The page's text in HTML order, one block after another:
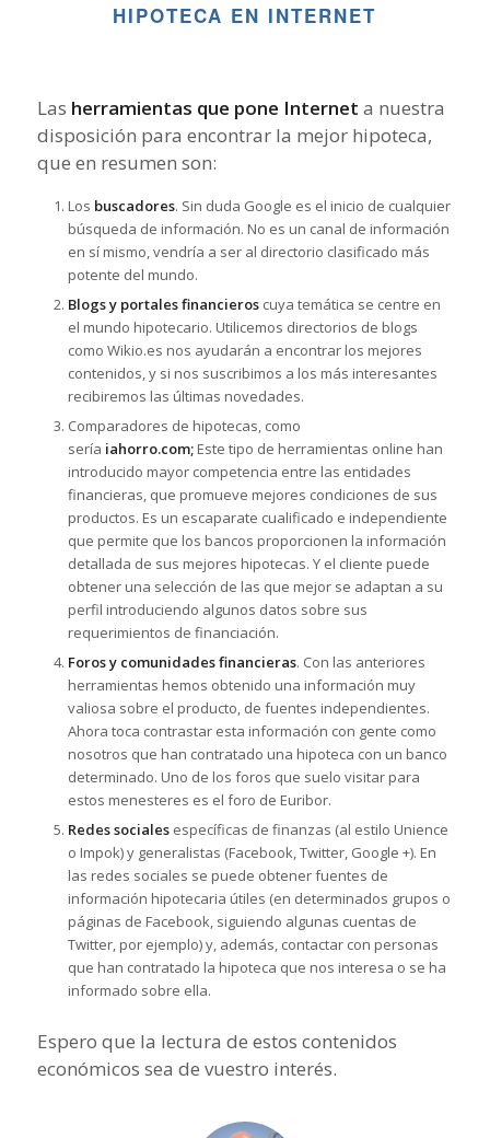
HIPOTECA EN INTERNET
Las herramientas que pone Internet a nuestra
disposición para encontrar la mejor hipoteca,
que en resumen son:
Los buscadores. Sin duda Google es el inicio de cualquier
búsqueda de información. No es un canal de información
en sí mismo, vendría a ser al directorio clasificado más
potente del mundo.
Blogs y portales financieroscuya temática se centre en
el mundo hipotecario. Utilicemos directorios de blogs
como Wikio.es nos ayudarán a encontrar los mejores
contenidos, y si nos suscribimos a los más interesantes
recibiremos las últimas novedades.
Comparadores de hipotecas, como
sería iahorro.com;Este tipo de herramientas online han
introducido mayor competencia entre las entidades
financieras, que promueve mejores condiciones de sus
productos. Es un escaparate cualificado e independiente
que permite que los bancos proporcionen la información
detallada de sus mejores hipotecas. Y el cliente puede
obtener una selección de las que mejor se adaptan a su
perfil introduciendo algunos datos sobre sus
requerimientos de financiación.
Foros y comunidades financieras. Con las anteriores
herramientas hemos obtenido una información muy
valiosa sobre el producto, de fuentes independientes.
Ahora toca contrastar esta información con gente como
nosotros que han contratado una hipoteca con un banco
determinado. Uno de los foros que suelo visitar para
estos menesteres es el foro de Euribor.
Redes socialesespecíficas de finanzas (al estilo Unience
o Impok) y generalistas (Facebook, Twitter, Google +). En
las redes sociales se puede obtener fuentes de
información hipotecaria útiles (en determinados grupos o
páginas de Facebook, siguiendo algunas cuentas de
Twitter, por ejemplo) y, además, contactar con personas
que han contratado la hipoteca que nos interesa o se ha
informado sobre ella.
Espero que la lectura de estos contenidos
económicos sea de vuestro interés.